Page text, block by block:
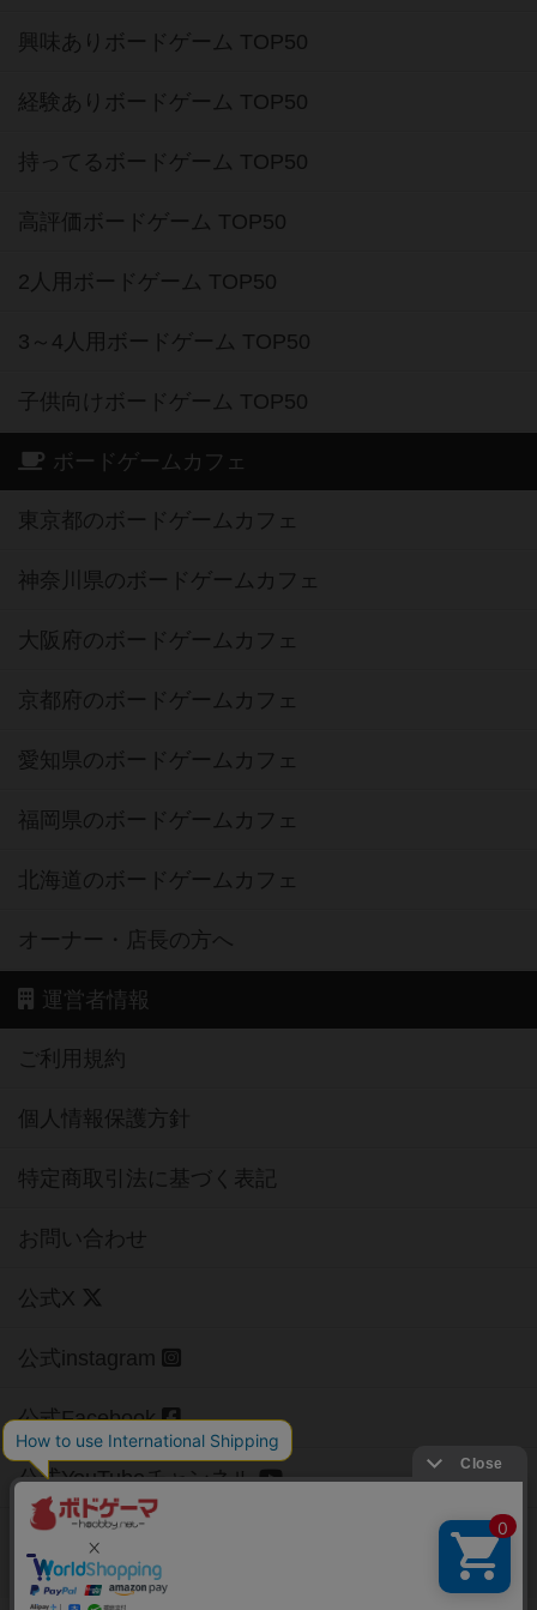
興味ありボードゲーム TOP50
経験ありボードゲーム TOP50
持ってるボードゲーム TOP50
高評価ボードゲーム TOP50
2人用ボードゲーム TOP50
3～4人用ボードゲーム TOP50
子供向けボードゲーム TOP50
ボードゲームカフェ
東京都のボードゲームカフェ
神奈川県のボードゲームカフェ
大阪府のボードゲームカフェ
京都府のボードゲームカフェ
愛知県のボードゲームカフェ
福岡県のボードゲームカフェ
北海道のボードゲームカフェ
オーナー・店長の方へ
運営者情報
ご利用規約
個人情報保護方針
特定商取引法に基づく表記
お問い合わせ
公式X
公式instagram
公式Facebook
公式YouTubeチャンネル